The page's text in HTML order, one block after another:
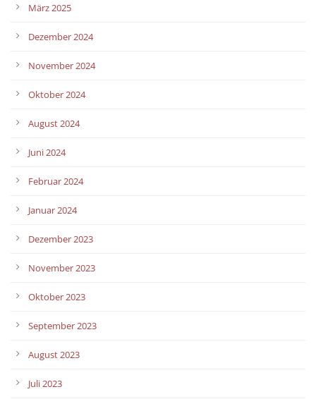
März 2025
Dezember 2024
November 2024
Oktober 2024
August 2024
Juni 2024
Februar 2024
Januar 2024
Dezember 2023
November 2023
Oktober 2023
September 2023
August 2023
Juli 2023